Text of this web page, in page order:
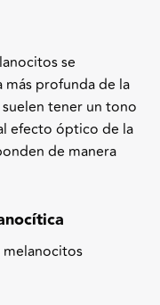
se
más profunda de la
tener un tono
efecto óptico de la
de manera
melanocitos